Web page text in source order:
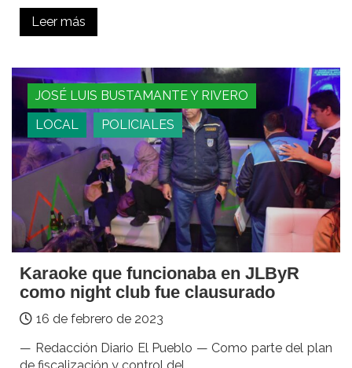
Leer más
JOSÉ LUIS BUSTAMANTE Y RIVERO
LOCAL
POLICIALES
Karaoke que funcionaba en JLByR
como night club fue clausurado
16 de febrero de 2023
— Redacción Diario El Pueblo — Como parte del plan